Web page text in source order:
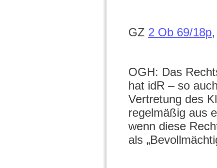
GZ 2 Ob 69/18p
OGH: Das
hat idR – so
Vertretung des
regelmäßig aus
wenn diese
als